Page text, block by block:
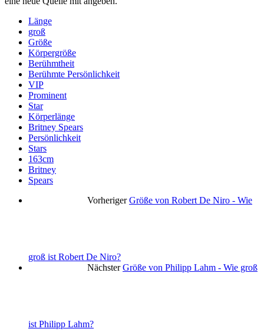
Länge
groß
Größe
Körpergröße
Berühmtheit
Berühmte Persönlichkeit
VIP
Prominent
Star
Körperlänge
Britney Spears
Persönlichkeit
Stars
163cm
Britney
Spears
Vorheriger Größe von Robert De Niro - Wie
groß ist Robert De Niro?
Nächster Größe von Philipp Lahm - Wie groß
ist Philipp Lahm?